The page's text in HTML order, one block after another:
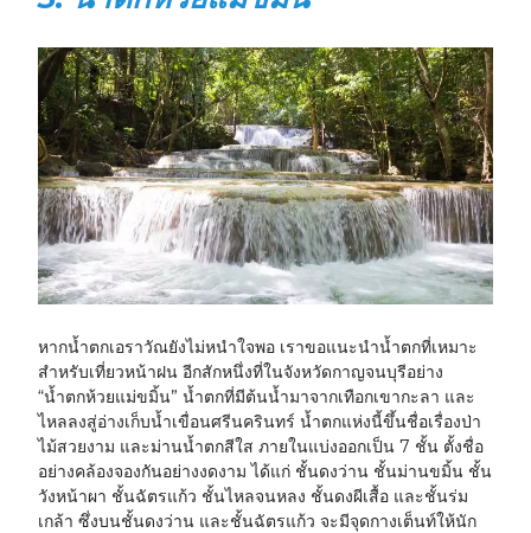
หากน้ำตกเอราวัณยังไม่หนำใจพอ เราขอแนะนำน้ำตกที่เหมาะ
สำหรับเที่ยวหน้าฝน อีกสักหนึ่งที่ในจังหวัดกาญจนบุรีอย่าง
“น้ำตกห้วยแม่ขมิ้น” น้ำตกที่มีต้นน้ำมาจากเทือกเขากะลา และ
ไหลลงสู่อ่างเก็บน้ำเขื่อนศรีนครินทร์ น้ำตกแห่งนี้ขึ้นชื่อเรื่องป่า
ไม้สวยงาม และม่านน้ำตกสีใส ภายในแบ่งออกเป็น 7 ชั้น ตั้งชื่อ
อย่างคล้องจองกันอย่างงดงาม ได้แก่ ชั้นดงว่าน ชั้นม่านขมิ้น ชั้น
วังหน้าผา ชั้นฉัตรแก้ว ชั้นไหลจนหลง ชั้นดงผีเสื้อ และชั้นร่ม
เกล้า ซึ่งบนชั้นดงว่าน และชั้นฉัตรแก้ว จะมีจุดกางเต็นท์ให้นัก